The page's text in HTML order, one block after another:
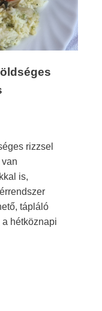
rizzsel
is,
tápláló
hétköznapi